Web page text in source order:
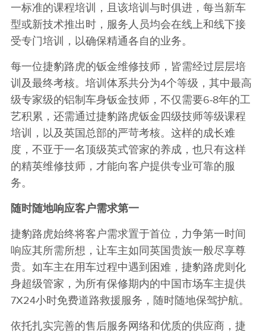
一标准的课程培训，且该培训与时俱进，每当新车
型或新技术推出时，服务人员均会在线上和线下接
受专门培训，以确保精通各自的业务。
每一位捷豹路虎的钣金维修技师，皆需经过层层培
训及最终考核。培训体系共分为4个等级，其中最高
级专家级的铝制车身钣金技师，不仅需要6‑8年的工
艺积累，还需通过捷豹路虎钣金四级技师等级课程
培训，以及英国总部的严苛考核。这样的成长难
度，不亚于一名顶级英式管家的养成，也只有这样
的精英维修技师，才能向客户提供专业可靠的服
务。
随时随地响应客户需求第一
捷豹路虎始终将客户需求置于首位，力争第一时间
响应其所需所想，让车主如同英国贵族一般尽享尊
贵。如车主在用车过程中遇到困难，捷豹路虎则化
身超级管家，为所有保修期内的中国市场车主提供
7X24小时免费道路救援服务，随时随地保驾护航。
依托扎实完善的售后服务网络和优质的供应商，捷